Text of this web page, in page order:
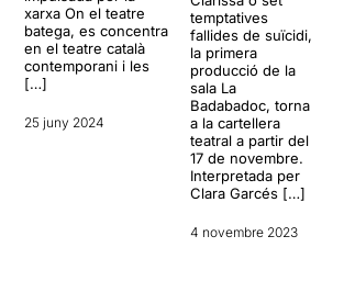
xarxa On el teatre
batega, es concentra
en el teatre català
contemporani i les
[…]
25 juny 2024
temptatives
fallides de suïcidi,
la primera
producció de la
sala La
Badabadoc, torna
a la cartellera
teatral a partir del
17 de novembre.
Interpretada per
Clara Garcés […]
4 novembre 2023